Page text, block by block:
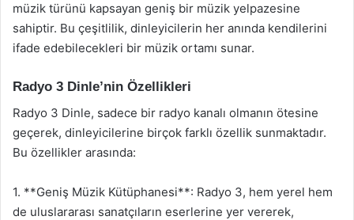
müzik türünü kapsayan geniş bir müzik yelpazesine
sahiptir. Bu çeşitlilik, dinleyicilerin her anında kendilerini
ifade edebilecekleri bir müzik ortamı sunar.
Radyo 3 Dinle’nin Özellikleri
Radyo 3 Dinle, sadece bir radyo kanalı olmanın ötesine
geçerek, dinleyicilerine birçok farklı özellik sunmaktadır.
Bu özellikler arasında:
1. **Geniş Müzik Kütüphanesi**: Radyo 3, hem yerel hem
de uluslararası sanatçıların eserlerine yer vererek,